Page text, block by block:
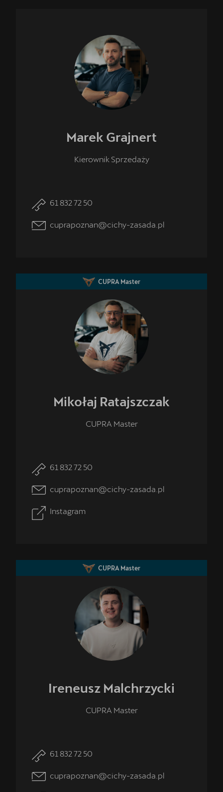
Marek Grajnert
Kierownik Sprzedaży
61 832 72 50
cuprapoznan@cichy-zasada.pl
CUPRA Master
Mikołaj Ratajszczak
CUPRA Master
61 832 72 50
cuprapoznan@cichy-zasada.pl
Instagram
CUPRA Master
Ireneusz Malchrzycki
CUPRA Master
61 832 72 50
cuprapoznan@cichy-zasada.pl